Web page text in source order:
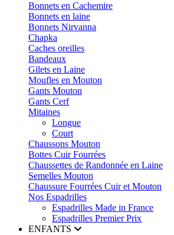
Bonnets en Cachemire
Bonnets en laine
Bonnets Nirvanna
Chapka
Caches oreilles
Bandeaux
Gilets en Laine
Moufles en Mouton
Gants Mouton
Gants Cerf
Mitaines
Longue
Court
Chaussons Mouton
Bottes Cuir Fourrées
Chaussettes de Randonnée en Laine
Semelles Mouton
Chaussure Fourrées Cuir et Mouton
Nos Espadrilles
Espadrilles Made in France
Espadrilles Premier Prix
ENFANTS